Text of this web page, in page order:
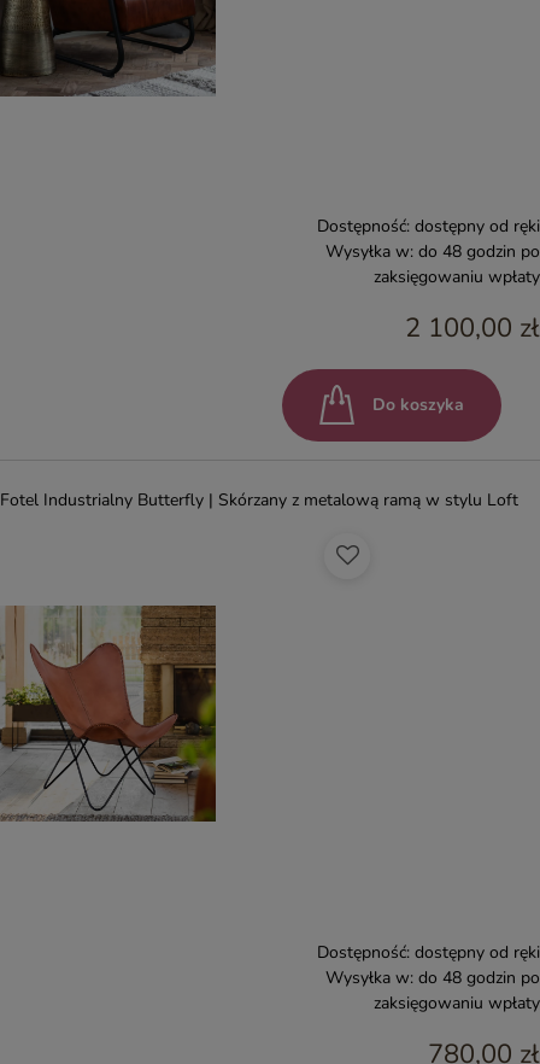
Dostępność: dostępny od ręki
Wysyłka w: do 48 godzin po
zaksięgowaniu wpłaty
2 100,00 zł
Do koszyka
Fotel Industrialny Butterfly | Skórzany z metalową ramą w stylu Loft
Dostępność: dostępny od ręki
Wysyłka w: do 48 godzin po
zaksięgowaniu wpłaty
780,00 zł